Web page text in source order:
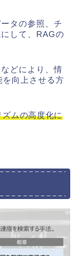
タの参照、チ
して、RAGの
どにより、情
向上させる方
ムの高度化に